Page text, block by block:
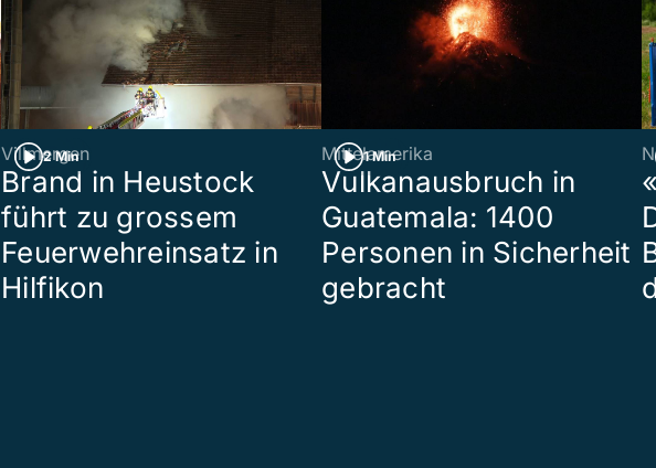
2 Min
Villmergen
Brand in Heustock
führt zu grossem
Feuerwehreinsatz in
Hilfikon
1 Min
Mittelamerika
Vulkanausbruch in
Guatemala: 1400
Personen in Sicherheit
gebracht